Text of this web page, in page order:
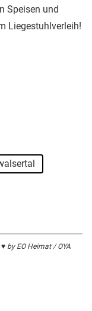
Speisen und
Liegestuhlverleih!
by EO Heimat / OYA